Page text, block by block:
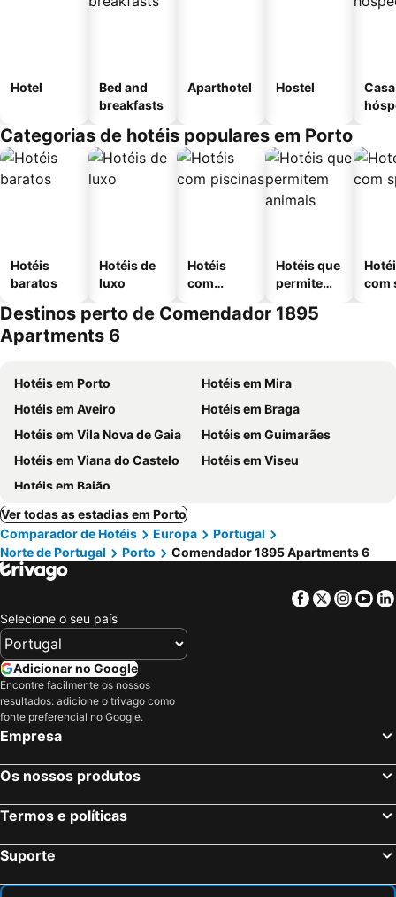
Hotel
Bed and
breakfasts
Aparthotel Hostel
Categorias de hotéis populares em Porto
Hotéis
baratos
Hotéis de
luxo
Hotéis
com
Hotéis que
permitem
com
Destinos perto de Comendador 1895
Apartments 6
Hotéis em Porto
Hotéis em Mira
Hotéis em Aveiro
Hotéis em Braga
Hotéis em Vila Nova de Gaia
Hotéis em Guimarães
Hotéis em Viana do Castelo
Hotéis em Viseu
Hotéis em Baião
Ver todas as estadias em Porto
Comparador de Hotéis
Europa
Portugal
Norte de Portugal
Porto Comendador 1895 Apartments 6
Facebook
Twitter
Selecione o seu país
Adicionar no Google
Encontre facilmente os nossos
resultados: adicione o trivago como
fonte preferencial no Google.
Empresa
Os nossos produtos
Termos e políticas
Suporte